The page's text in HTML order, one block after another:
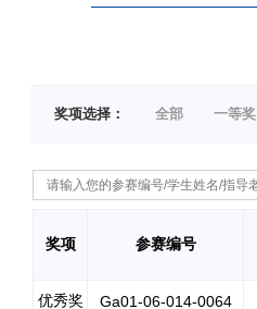
奖项选择： 全部 一等奖
奖项 参赛编号
优秀奖 Ga01-06-014-0064